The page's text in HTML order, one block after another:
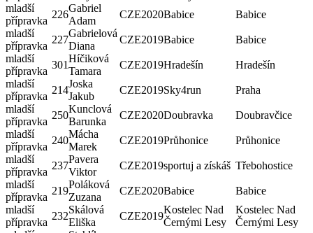
mladší
přípravka
226
Gabriel
Adam
CZE2020Babice
Babice
mladší
přípravka
227
Gabrielová
Diana
CZE2019Babice
Babice
mladší
přípravka
301
Híčiková
Tamara
CZE2019Hradešín
Hradešín
mladší
přípravka
214
Joska
Jakub
CZE2019Sky4run
Praha
mladší
přípravka
250
Kunclová
Barunka
CZE2020Doubravka
Doubravčice
mladší
přípravka
240
Mácha
Marek
CZE2019Průhonice
Průhonice
mladší
přípravka
237
Pavera
Viktor
CZE2019sportuj a získáš Třebohostice
mladší
přípravka
219
Poláková
Zuzana
CZE2020Babice
Babice
mladší
přípravka
232
Skálová
Eliška
CZE2019
Kostelec Nad
Černými Lesy
Kostelec Nad
Černými Lesy